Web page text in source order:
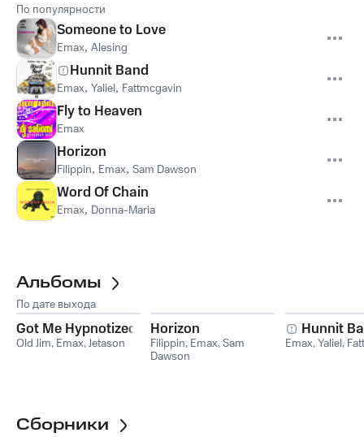
По популярности
Someone to Love
Emax, Alesing
Hunnit Band
Emax, Yaliel, Fattmcgavin
Fly to Heaven
Emax
Horizon
Filippin, Emax, Sam Dawson
Word Of Chain
Emax, Donna-Maria
Альбомы
По дате выхода
Got Me Hypnotized
Old Jim, Emax,Jetason
Horizon
Filippin, Emax,Sam
Dawson
Hunnit
Emax,Yaliel,
Сборники